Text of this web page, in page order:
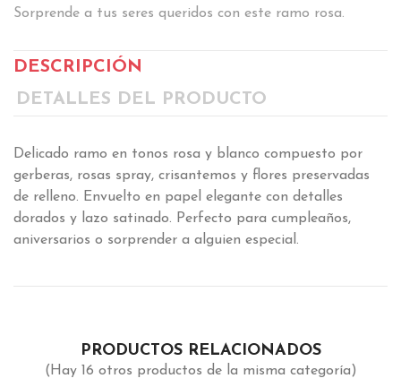
Sorprende a tus seres queridos con este ramo rosa.
DESCRIPCIÓN
DETALLES DEL PRODUCTO
Delicado ramo en tonos rosa y blanco compuesto por
gerberas, rosas spray, crisantemos y flores preservadas
de relleno. Envuelto en papel elegante con detalles
dorados y lazo satinado. Perfecto para cumpleaños,
aniversarios o sorprender a alguien especial.
PRODUCTOS RELACIONADOS
(Hay 16 otros productos de la misma categoría)